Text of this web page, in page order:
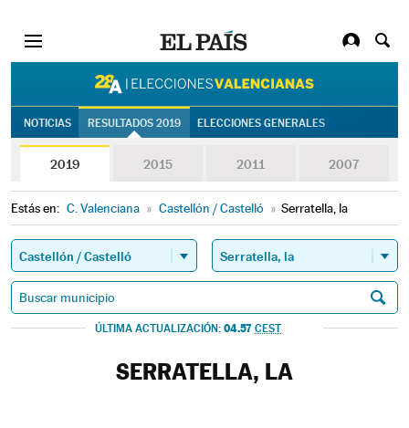
NOTICIAS RESULTADOS 2019 ELECCIONES GENERALES
2019 2015 2011 2007
Estás en: C. Valenciana » Castellón / Castelló » Serratella, la
ÚLTIMA ACTUALIZACIÓN: 04.57 CEST
SERRATELLA, LA